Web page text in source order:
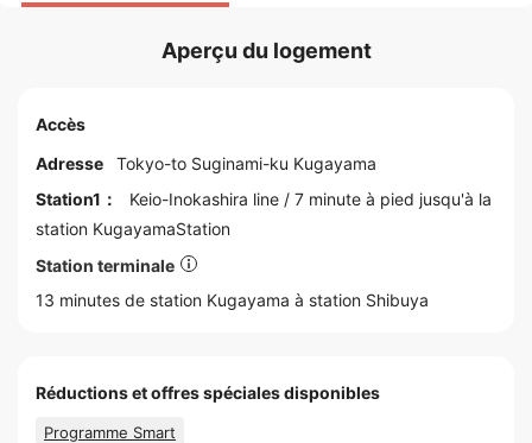
Aperçu du logement
Accès
Adresse
Tokyo-to Suginami-ku Kugayama
Station1：
Keio-Inokashira line / 7 minute à pied jusqu'à la
station KugayamaStation
Station terminale
13 minutes de station Kugayama à station Shibuya
Réductions et offres spéciales disponibles
Programme Smart